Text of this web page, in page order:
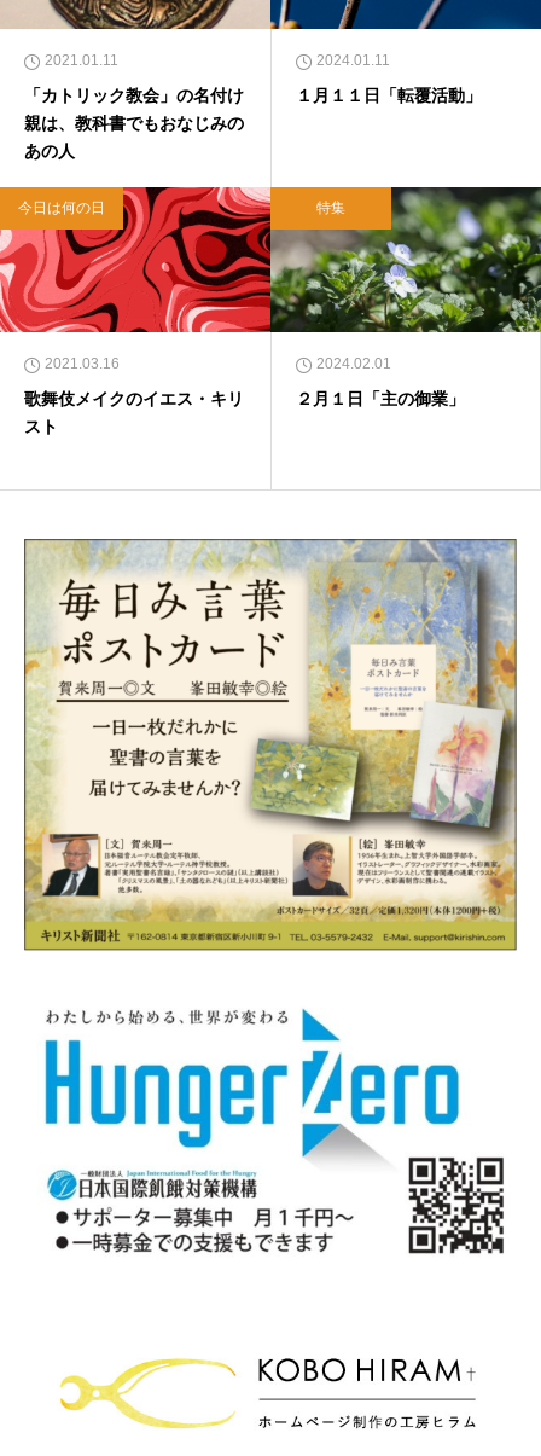
クになる 眠れぬ夜の聖書のことば』（大和書
房）</a>２０２２年３月１５日発売。
2021.01.11
「カトリック教会」の名付け
親は、教科書でもおなじみの
あの人
2024.01.11
１月１１日「転覆活動」
今日は何の日
2021.03.16
歌舞伎メイクのイエス・キリ
スト
特集
2024.02.01
２月１日「主の御業」